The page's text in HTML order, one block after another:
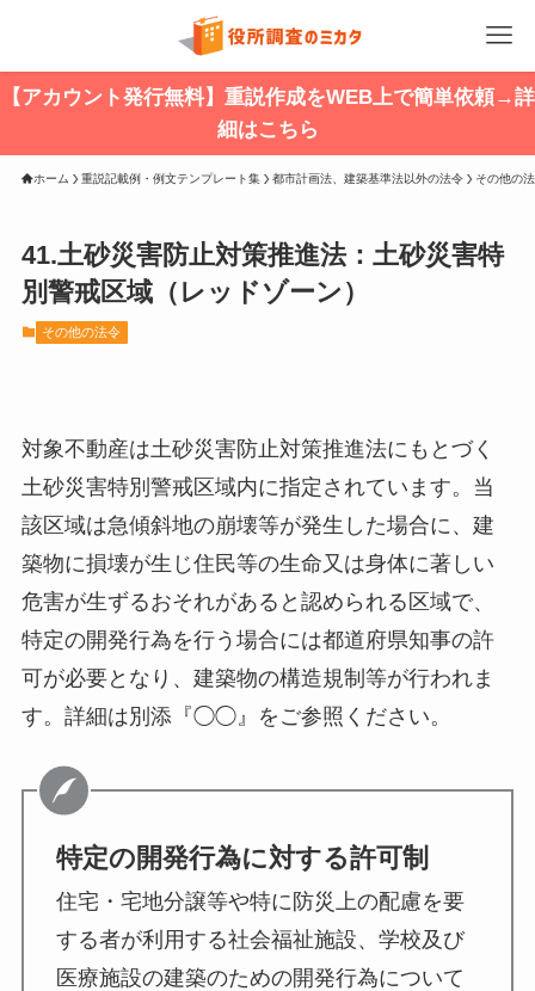
【アカウント発行無料】重説作成をWEB上で簡単依頼→詳
細はこちら
ホーム 重説記載例・例文テンプレート集 都市計画法、建築基準法以外の法令 その他の
41.土砂災害防止対策推進法：土砂災害特
別警戒区域（レッドゾーン）
その他の法令
対象不動産は土砂災害防止対策推進法にもとづく
土砂災害特別警戒区域内に指定されています。当
該区域は急傾斜地の崩壊等が発生した場合に、建
築物に損壊が生じ住民等の生命又は身体に著しい
危害が生ずるおそれがあると認められる区域で、
特定の開発行為を行う場合には都道府県知事の許
可が必要となり、建築物の構造規制等が行われま
す。詳細は別添『◯◯』をご参照ください。
特定の開発行為に対する許可制
住宅・宅地分譲等や特に防災上の配慮を要
する者が利用する社会福祉施設、学校及び
医療施設の建築のための開発行為について